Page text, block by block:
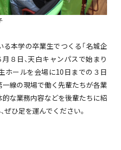
本学の卒業生でつくる「名城企
８日、天白キャンパスで始まり
ホールを会場に10日までの３日
一線の現場で働く先輩たちが各業
な業務内容などを後輩たちに紹
ぜひ足を運んでください。